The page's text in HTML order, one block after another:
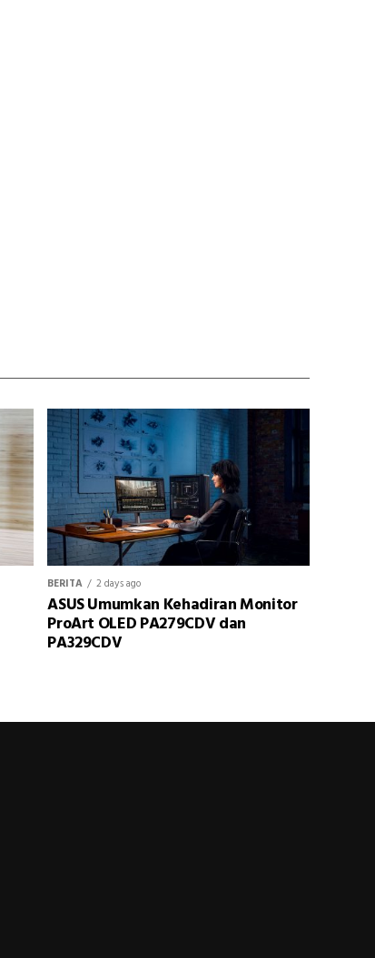
BERITA 2 days ago
ASUS Umumkan Kehadiran Monitor
ProArt OLED PA279CDV dan
PA329CDV